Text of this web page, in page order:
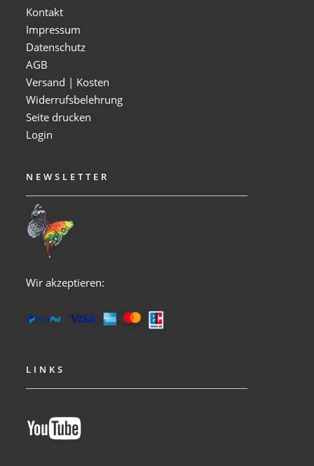
Kontakt
Impressum
Datenschutz
AGB
Versand | Kosten
Widerrufsbelehrung
Seite drucken
Login
NEWSLETTER
Wir akzeptieren:
LINKS